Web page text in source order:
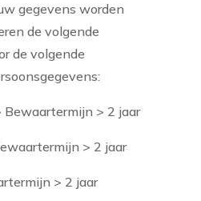
gegevens worden
de volgende
de volgende
Bewaartermijn > 2 jaar
> 2 jaar
> 2 jaar